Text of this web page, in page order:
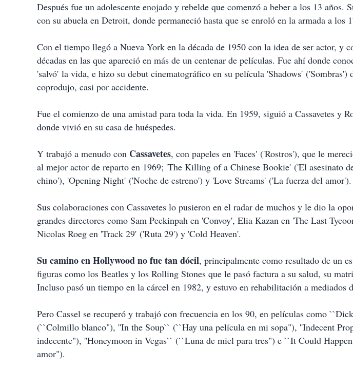
Después fue un adolescente enojado y rebelde que comenzó a beber a los 13 años.
con su abuela en Detroit, donde permaneció hasta que se enroló en la armada a los
Con el tiempo llegó a Nueva York en la década de 1950 con la idea de ser actor, y
décadas en las que apareció en más de un centenar de películas. Fue ahí donde
'salvó' la vida, e hizo su debut cinematográfico en su película 'Shadows' ('Sombras')
coprodujo, casi por accidente.
Fue el comienzo de una amistad para toda la vida. En 1959, siguió a Cassavetes y
donde vivió en su casa de huéspedes.
Y trabajó a menudo con Cassavetes, con papeles en 'Faces' ('Rostros'), que le
al mejor actor de reparto en 1969; 'The Killing of a Chinese Bookie' ('El asesinato
chino'), 'Opening Night' ('Noche de estreno') y 'Love Streams' ('La fuerza del amor').
Sus colaboraciones con Cassavetes lo pusieron en el radar de muchos y le dio la
grandes directores como Sam Peckinpah en 'Convoy', Elia Kazan en 'The Last
Nicolas Roeg en 'Track 29' ('Ruta 29') y 'Cold Heaven'.
Su camino en Hollywood no fue tan dócil, principalmente como resultado de un
figuras como los Beatles y los Rolling Stones que le pasó factura a su salud, su
Incluso pasó un tiempo en la cárcel en 1982, y estuvo en rehabilitación a mediados
Pero Cassel se recuperó y trabajó con frecuencia en los 90, en películas como
(``Colmillo blanco"), ''In the Soup`` (``Hay una película en mi sopa"), ''Indecent
indecente"), ''Honeymoon in Vegas`` (``Luna de miel para tres") e ``It Could
amor").